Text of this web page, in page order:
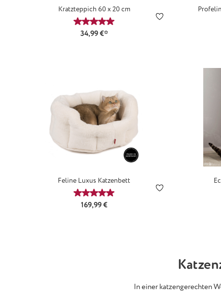
Kratzteppich 60 x 20 cm
Durchschnittliche Bewertung von 5 von
34,99 €*
Feline Luxus Katzenbett
Durchschnittliche Bewertung von 5 von
Regulärer Preis:
169,99 €
In einer katzengerechten